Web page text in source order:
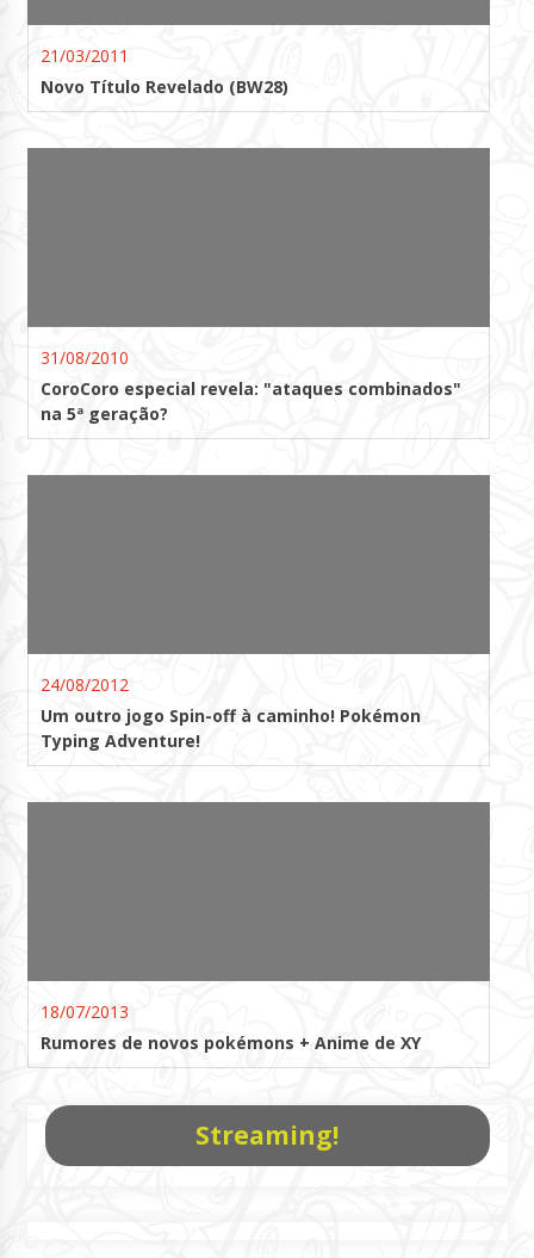
21/03/2011
Novo Título Revelado (BW28)
31/08/2010
CoroCoro especial revela: "ataques combinados"
na 5ª geração?
24/08/2012
Um outro jogo Spin-off à caminho! Pokémon
Typing Adventure!
18/07/2013
Rumores de novos pokémons + Anime de XY
Streaming!